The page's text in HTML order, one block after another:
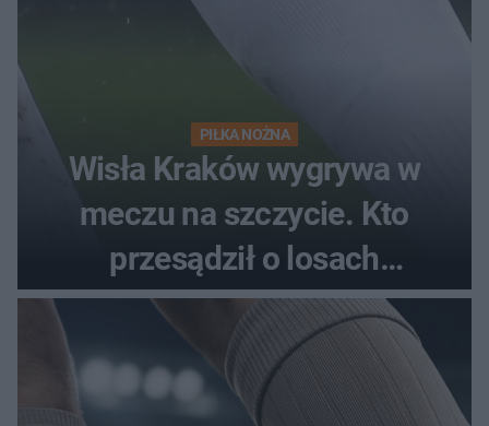
PIŁKA NOŻNA
Wisła Kraków wygrywa w
meczu na szczycie. Kto
przesądził o losach
spotkania?